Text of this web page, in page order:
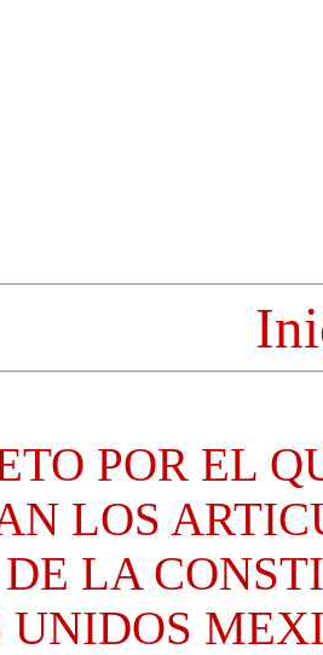
POR EL
LOS
DE LA
UNIDOS